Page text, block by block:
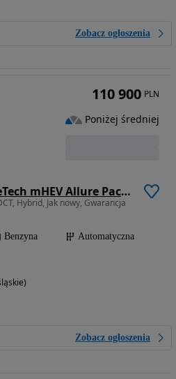
Zobacz ogłoszenia
Peugeot 3008 1.2 PureTech mHEV Allure Pack S&S e-DCS6
Hybrid, Jak nowy, Gwarancja
Benzyna
Automatyczna
Zobacz ogłoszenia
110 900 PLN
Poniżej średniej